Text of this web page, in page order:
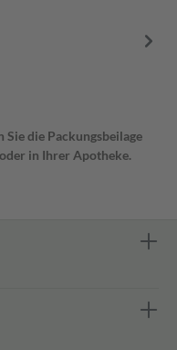
die Packungsbeilage
in Ihrer Apotheke.